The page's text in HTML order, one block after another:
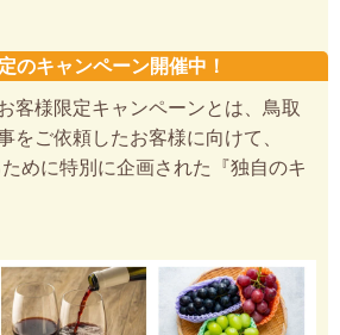
のキャンペーン開催中！
客様限定キャンペーンとは、鳥取
をご依頼したお客様に向けて、
ために特別に企画された『独自のキ